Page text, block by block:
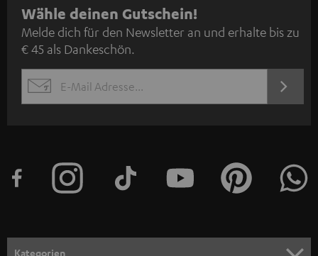
N
e
w
s
l
e
n
Wähle deinen Gutschein!
Melde dich für den Newsletter an und erhalte bis zu
€ 45 als Dankeschön.
EMAIL
JETZT
Kategorien